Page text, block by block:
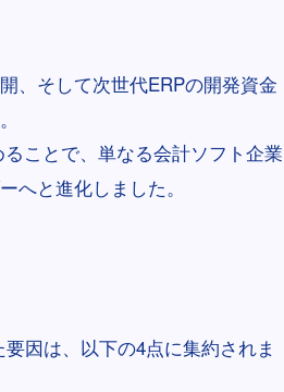
、そして次世代ERPの開発資金
ことで、単なる会計ソフト企業
へと進化しました。
因は、以下の4点に集約されま